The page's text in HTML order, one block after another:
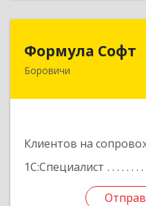
Формула Софт
Боровичи
Клиентов на
1С:Специалист
174411,